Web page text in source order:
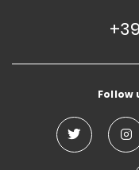
Follow